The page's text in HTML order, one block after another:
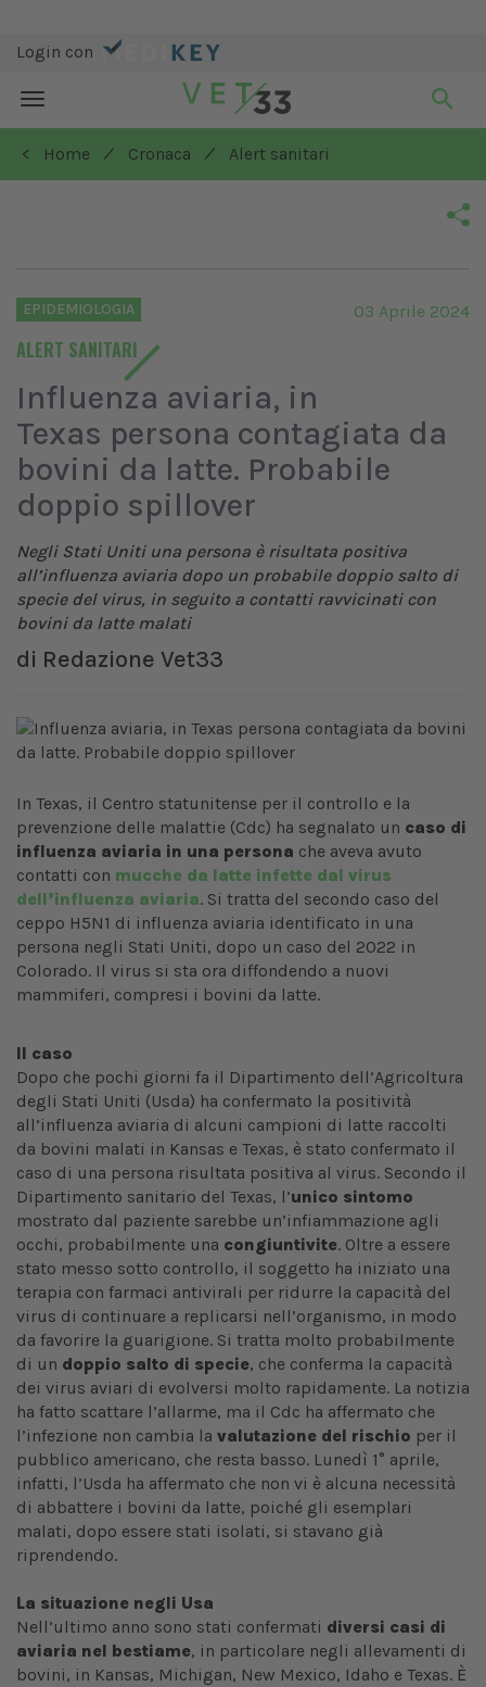
Login con
Toggle
navigation
< Home
/ Cronaca / Alert sanitari
EPIDEMIOLOGIA
ALERT SANITARI
03 Aprile 2024
Influenza aviaria, in
Texas persona contagiata da
bovini da latte. Probabile
doppio spillover
Negli Stati Uniti una persona è risultata positiva
all’influenza aviaria dopo un probabile doppio salto di
specie del virus, in seguito a contatti ravvicinati con
bovini da latte malati
di Redazione Vet33
In Texas, il Centro statunitense per il controllo e la
prevenzione delle malattie (Cdc) ha segnalato un caso di
influenza aviaria in una persona che aveva avuto
contatti con mucche da latte infette dal virus
dell’influenza aviaria. Si tratta del secondo caso del
ceppo H5N1 di influenza aviaria identificato in una
persona negli Stati Uniti, dopo un caso del 2022 in
Colorado. Il virus si sta ora diffondendo a nuovi
mammiferi, compresi i bovini da latte.
Il caso
Dopo che pochi giorni fa il Dipartimento dell’Agricoltura
degli Stati Uniti (Usda) ha confermato la positività
all’influenza aviaria di alcuni campioni di latte raccolti
da bovini malati in Kansas e Texas, è stato confermato il
caso di una persona risultata positiva al virus. Secondo il
Dipartimento sanitario del Texas, l’unico sintomo
mostrato dal paziente sarebbe un’infiammazione agli
occhi, probabilmente una congiuntivite. Oltre a essere
stato messo sotto controllo, il soggetto ha iniziato una
terapia con farmaci antivirali per ridurre la capacità del
virus di continuare a replicarsi nell’organismo, in modo
da favorire la guarigione. Si tratta molto probabilmente
di un doppio salto di specie, che conferma la capacità
dei virus aviari di evolversi molto rapidamente. La notizia
ha fatto scattare l’allarme, ma il Cdc ha affermato che
l’infezione non cambia la valutazione del rischio per il
pubblico americano, che resta basso. Lunedì 1° aprile,
infatti, l’Usda ha affermato che non vi è alcuna necessità
di abbattere i bovini da latte, poiché gli esemplari
malati, dopo essere stati isolati, si stavano già
riprendendo.
La situazione negli Usa
Nell’ultimo anno sono stati confermati diversi casi di
aviaria nel bestiame, in particolare negli allevamenti di
bovini, in Kansas, Michigan, New Mexico, Idaho e Texas. È